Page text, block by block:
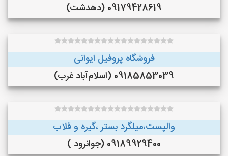
09179428619 (دهدشت)
فروشگاه پروفیل ایوانی
09185853039 (اسلام‌آباد غرب)
والپست،میلگرد بستر ،گیره و قلاب
09189929400 (جوانرود )